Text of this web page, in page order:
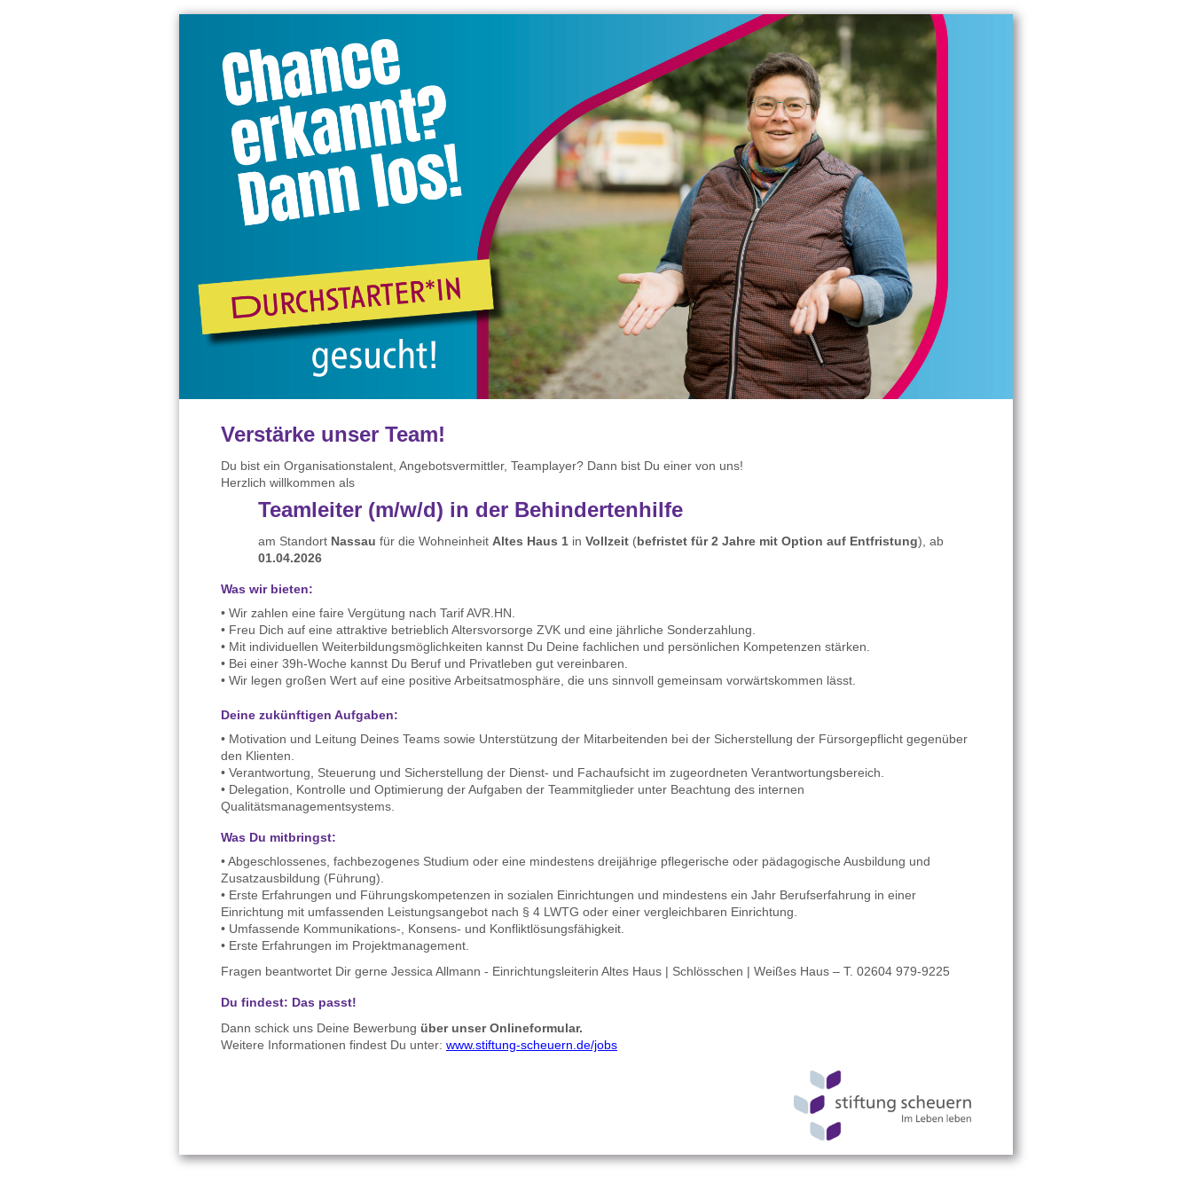
Verstärke unser Team!
Du bist ein Organisationstalent, Angebotsvermittler, Teamplayer? Dann bist Du einer von uns!
Herzlich willkommen als
Teamleiter (m/w/d) in der Behindertenhilfe
am Standort Nassaufür die Wohneinheit Altes Haus 1 inVollzeit (befristet für 2 Jahre mit Option auf Entfristung), ab
01.04.2026
Was wir bieten:
• Wir zahlen eine faire Vergütung nach Tarif AVR.HN.
• Freu Dich auf eine attraktive betrieblich Altersvorsorge ZVK und eine jährliche Sonderzahlung.
• Mit individuellen Weiterbildungsmöglichkeiten kannst Du Deine fachlichen und persönlichen Kompetenzen stärken.
• Bei einer 39h-Woche kannst Du Beruf und Privatleben gut vereinbaren.
• Wir legen großen Wert auf eine positive Arbeitsatmosphäre, die uns sinnvoll gemeinsam vorwärtskommen lässt.
Deine zukünftigen Aufgaben:
• Motivation und Leitung Deines Teams sowie Unterstützung der Mitarbeitenden bei der Sicherstellung der Fürsorgepflicht gegenüber
den Klienten.
• Verantwortung, Steuerung und Sicherstellung der Dienst- und Fachaufsicht im zugeordneten Verantwortungsbereich.
• Delegation, Kontrolle und Optimierung der Aufgaben der Teammitglieder unter Beachtung des internen
Qualitätsmanagementsystems.
Was Du mitbringst:
• Abgeschlossenes, fachbezogenes Studium oder eine mindestens dreijährige pflegerische oder pädagogische Ausbildung und
Zusatzausbildung (Führung).
• Erste Erfahrungen und Führungskompetenzen in sozialen Einrichtungen und mindestens ein Jahr Berufserfahrung in einer
Einrichtung mit umfassenden Leistungsangebot nach § 4 LWTG oder einer vergleichbaren Einrichtung.
• Umfassende Kommunikations-, Konsens- und Konfliktlösungsfähigkeit.
• Erste Erfahrungen im Projektmanagement.
Fragen beantwortet Dir gerne Jessica Allmann - Einrichtungsleiterin Altes Haus | Schlösschen | Weißes Haus – T. 02604 979-9225
Du findest: Das passt!
Dann schick uns Deine Bewerbung über unser Onlineformular.
Weitere Informationen findest Du unter: www.stiftung-scheuern.de/jobs